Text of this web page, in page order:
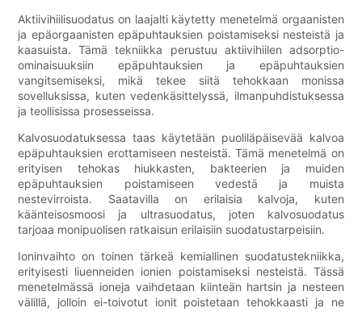
Aktiivihiilisuodatus on laajalti käytetty menetelmä orgaanisten
ja epäorgaanisten epäpuhtauksien poistamiseksi nesteistä ja
kaasuista. Tämä tekniikka perustuu aktiivihiilen adsorptio-
ominaisuuksiin epäpuhtauksien ja epäpuhtauksien
vangitsemiseksi, mikä tekee siitä tehokkaan monissa
sovelluksissa, kuten vedenkäsittelyssä, ilmanpuhdistuksessa
ja teollisissa prosesseissa.
Kalvosuodatuksessa taas käytetään puoliläpäisevää kalvoa
epäpuhtauksien erottamiseen nesteistä. Tämä menetelmä on
erityisen tehokas hiukkasten, bakteerien ja muiden
epäpuhtauksien poistamiseen vedestä ja muista
nestevirroista. Saatavilla on erilaisia ​​kalvoja, kuten
käänteisosmoosi ja ultrasuodatus, joten kalvosuodatus
tarjoaa monipuolisen ratkaisun erilaisiin suodatustarpeisiin.
Ioninvaihto on toinen tärkeä kemiallinen suodatustekniikka,
erityisesti liuenneiden ionien poistamiseksi nesteistä. Tässä
menetelmässä ioneja vaihdetaan kiinteän hartsin ja nesteen
välillä, jolloin ei-toivotut ionit poistetaan tehokkaasti ja ne